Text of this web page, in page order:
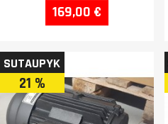
169,00 €
SUTAUPYK
21 %